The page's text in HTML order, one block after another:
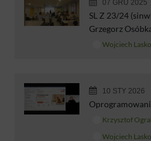
07 GRU 2025
SL Z 23/24
Grzegorz
Wojciech
10 STY 2026
Krzysztof
Wojciech